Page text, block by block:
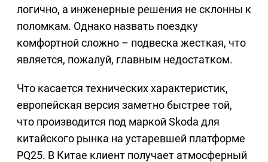
логично, а инженерные решения не склонны к
поломкам. Однако назвать поездку
комфортной сложно – подвеска жесткая, что
является, пожалуй, главным недостатком.
Что касается технических характеристик,
европейская версия заметно быстрее той,
что производится под маркой Skoda для
китайского рынка на устаревшей платформе
PQ25. В Китае клиент получает атмосферный